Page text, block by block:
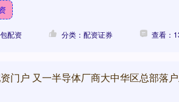
配资 分类：配资证券 查看：
门户 又一半导体厂商大中华区总部落